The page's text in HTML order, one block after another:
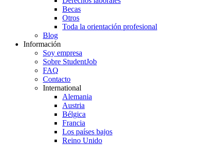
Becas
Otros
Toda la orientación profesional
Blog
Información
Soy empresa
Sobre StudentJob
FAQ
Contacto
International
Alemania
Austria
Bélgica
Francia
Los países bajos
Reino Unido